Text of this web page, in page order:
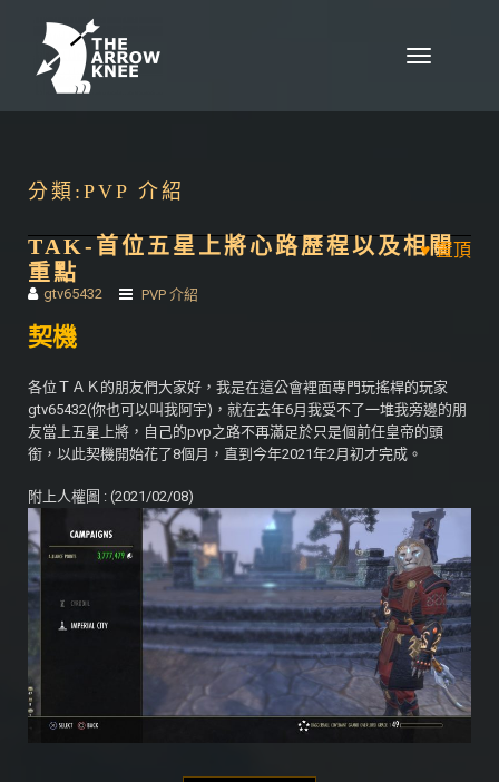
Skip to content
Toggle
分類: PVP 介紹
TAK-首位五星上將心路歷程以及相關
重點
gtv65432 PVP 介紹
契機
各位ＴＡＫ的朋友們大家好，我是在這公會裡面專門玩搖桿的玩家
gtv65432(你也可以叫我阿宇)，就在去年6月我受不了一堆我旁邊的朋
友當上五星上將，自己的pvp之路不再滿足於只是個前任皇帝的頭
銜，以此契機開始花了8個月，直到今年2021年2月初才完成。
附上人權圖 : (2021/02/08)